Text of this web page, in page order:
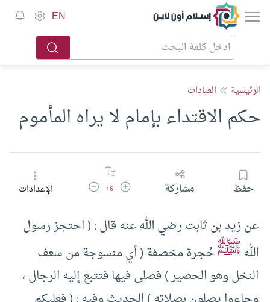
إسلام أون لاين EN
الرئيسية العبادات
حكم الاقتداء بإمام لا يراه المأموم
حفظ مشاركة زيادة حجم الخط
16 تقليل حجم الخطالإعدادات
عن زيد بن ثابت رضي الله عنه قال : ( احتجز رسول
اللهﷺحُجرة مخصفة ( أي منسوجة من سعف
النخل وهو الحصير ) فصلى فيها فتتبع إليه الرجال ،